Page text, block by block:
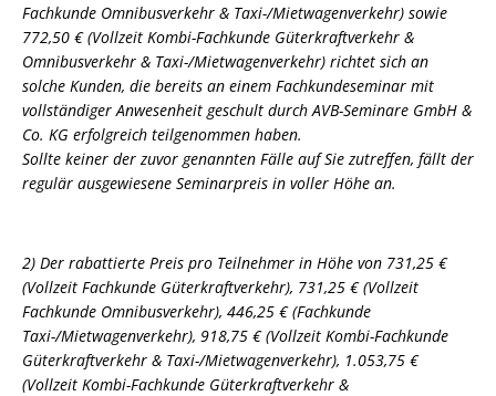
Fachkunde Omnibusverkehr & Taxi-/Mietwagenverkehr) sowie
772,50 € (Vollzeit Kombi-Fachkunde Güterkraftverkehr &
Omnibusverkehr & Taxi-/Mietwagenverkehr) richtet sich an
solche Kunden, die bereits an einem Fachkundeseminar mit
vollständiger Anwesenheit geschult durch AVB-Seminare GmbH &
Co. KG erfolgreich teilgenommen haben.
Sollte keiner der zuvor genannten Fälle auf Sie zutreffen, fällt der
regulär ausgewiesene Seminarpreis in voller Höhe an.
2) Der rabattierte Preis pro Teilnehmer in Höhe von 731,25 €
(Vollzeit Fachkunde Güterkraftverkehr), 731,25 € (Vollzeit
Fachkunde Omnibusverkehr), 446,25 € (Fachkunde
Taxi-/Mietwagenverkehr), 918,75 € (Vollzeit Kombi-Fachkunde
Güterkraftverkehr & Taxi-/Mietwagenverkehr), 1.053,75 €
(Vollzeit Kombi-Fachkunde Güterkraftverkehr &